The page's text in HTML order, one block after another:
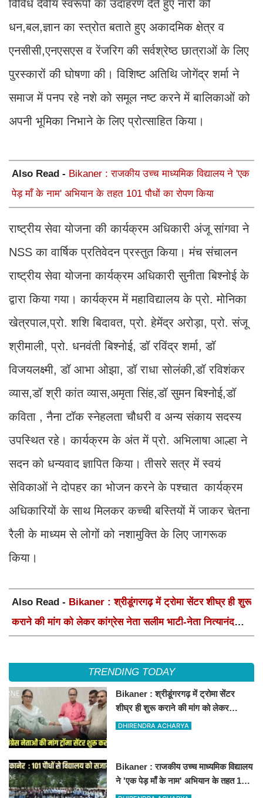
विविध देवीय स्वरूपों का उदाहरण देते हुए नारी को
धन,बल,ज्ञान का स्त्रोत बताते हुए अकादमिक क्षेत्र व
एनसीसी,एनएसएस व रेंजरिग की सर्वश्रेष्ठ छात्राओं के लिए
पुरस्कारों की घोषणा की। विशिष्ट अतिथि जोगेंद्र शर्मा ने
समाज में पनप रहे नशे को समूल नष्ट करने में बालिकाओं को
अपनी भूमिका निभाने के लिए प्रोत्साहित किया।
Also Read - Bikaner : राजकीय उच्च माध्यमिक विद्यालय ने 'एक
पेड़ माँ के नाम' अभियान के तहत 101 पौधों का रोपण किया
राष्ट्रीय सेवा योजना की कार्यक्रम अधिकारी अंजू सांगवा ने
NSS का वार्षिक प्रतिवेदन प्रस्तुत किया। मंच संचालन
राष्ट्रीय सेवा योजना कार्यक्रम अधिकारी सुनीता बिश्नोई के
द्वारा किया गया। कार्यक्रम में महाविद्यालय के प्रो. मोनिका
खेत्रपाल,प्रो. शशि बिदावत, प्रो. हेमेंद्र अरोड़ा, प्रो. संजू
श्रीमाली, प्रो. धनवंती बिश्नोई, डॉ रविंद्र शर्मा, डॉ
विजयलक्ष्मी, डॉ आभा ओझा, डॉ राधा सोलंकी,डॉ रविशंकर
व्यास,डॉ श्री कांत व्यास,अमृता सिंह,डॉ सुमन बिश्नोई,डॉ
कविता , नैना टॉक स्नेहलता चौधरी व अन्य संकाय सदस्य
उपस्थित रहे। कार्यक्रम के अंत में प्रो. अभिलाषा आल्हा ने
सदन को धन्यवाद ज्ञापित किया। तीसरे सत्र में स्वयं
सेविकाओं ने दोपहर का भोजन करने के पश्चात कार्यक्रम
अधिकारियों के साथ मिलकर कच्ची बस्तियों में जाकर चेतना
रैली के माध्यम से लोगों को नशामुक्ति के लिए जागरूक
किया।
Also Read - Bikaner : श्रीडूंगरगढ़ में ट्रोमा सेंटर शीघ्र ही शुरू
कराने की मांग को लेकर कांग्रेस नेता सलीम भाटी-नेता नित्यानंद
TRENDING TODAY
Bikaner : श्रीडूंगरगढ़ में ट्रोमा सेंटर
शीघ्र ही शुरू कराने की मांग को लेकर
कांग्रेस नेता सलीम भाटी-नेता नित्यानंद पारीक
DHIRENDRA ACHARYA
Bikaner : राजकीय उच्च माध्यमिक विद्यालय
ने 'एक पेड़ माँ के नाम' अभियान के तहत 101
पौधों का रोपण किया